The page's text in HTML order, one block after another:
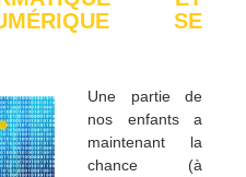
SE
Une partie de
nos enfants a
maintenant la
chance (à